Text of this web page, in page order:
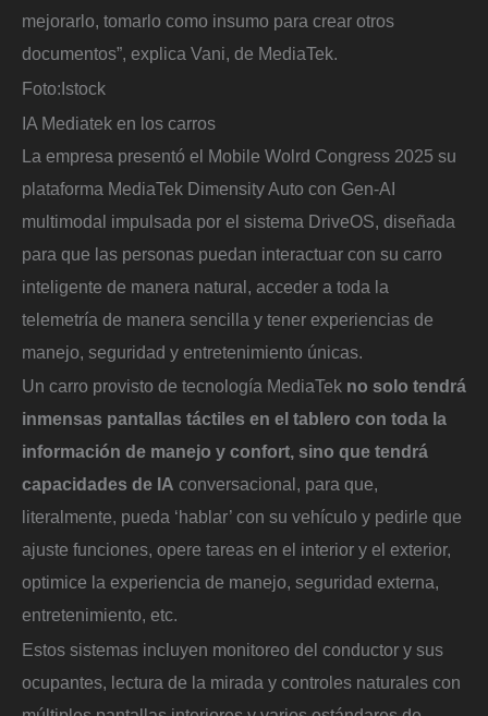
mejorarlo, tomarlo como insumo para crear otros
documentos”, explica Vani, de MediaTek.
Foto:Istock
IA Mediatek en los carros
La empresa presentó el Mobile Wolrd Congress 2025 su
plataforma MediaTek Dimensity Auto con Gen-AI
multimodal impulsada por el sistema DriveOS, diseñada
para que las personas puedan interactuar con su carro
inteligente de manera natural, acceder a toda la
telemetría de manera sencilla y tener experiencias de
manejo, seguridad y entretenimiento únicas.
Un carro provisto de tecnología MediaTek no solo tendrá
inmensas pantallas táctiles en el tablero con toda la
información de manejo y confort, sino que tendrá
capacidades de IA conversacional, para que,
literalmente, pueda ‘hablar’ con su vehículo y pedirle que
ajuste funciones, opere tareas en el interior y el exterior,
optimice la experiencia de manejo, seguridad externa,
entretenimiento, etc.
Estos sistemas incluyen monitoreo del conductor y sus
ocupantes, lectura de la mirada y controles naturales con